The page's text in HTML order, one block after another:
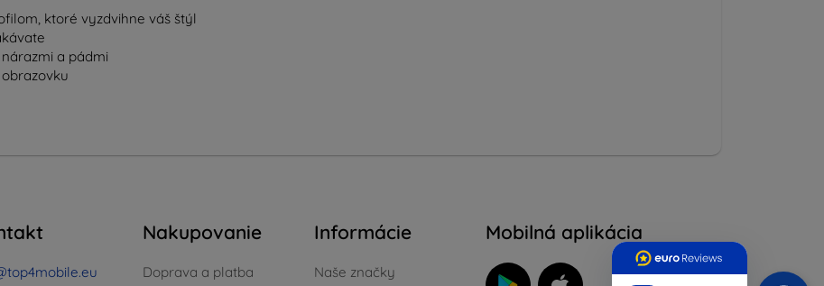
ktoré vyzdvihne váš štýl
a pádmi
Nakupovanie
Doprava a platba
Informácie
Naše značky
Mobilná aplikácia